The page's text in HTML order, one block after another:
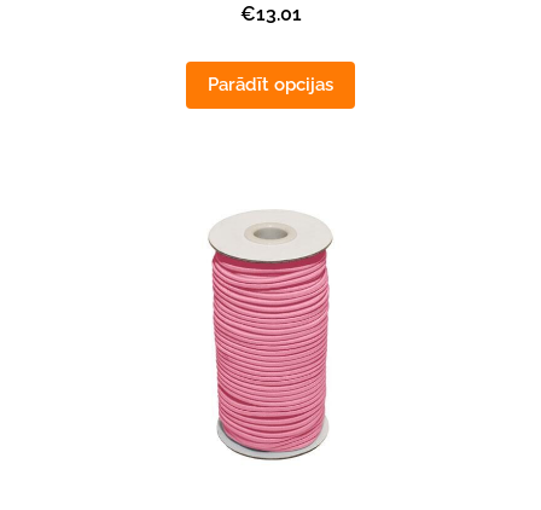
€13.01
Parādīt opcijas